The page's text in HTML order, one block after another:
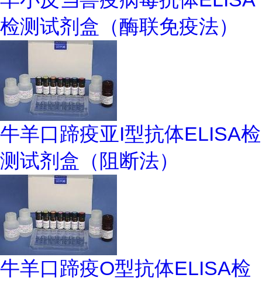
检测试剂盒（酶联免疫法）
牛羊口蹄疫亚I型抗体ELISA检
测试剂盒（阻断法）
牛羊口蹄疫O型抗体ELISA检